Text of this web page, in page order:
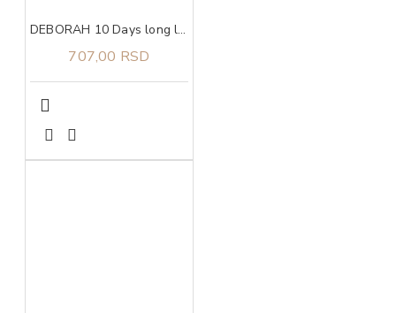
DEBORAH 10 Days long lak za nokte 882
707,00 RSD